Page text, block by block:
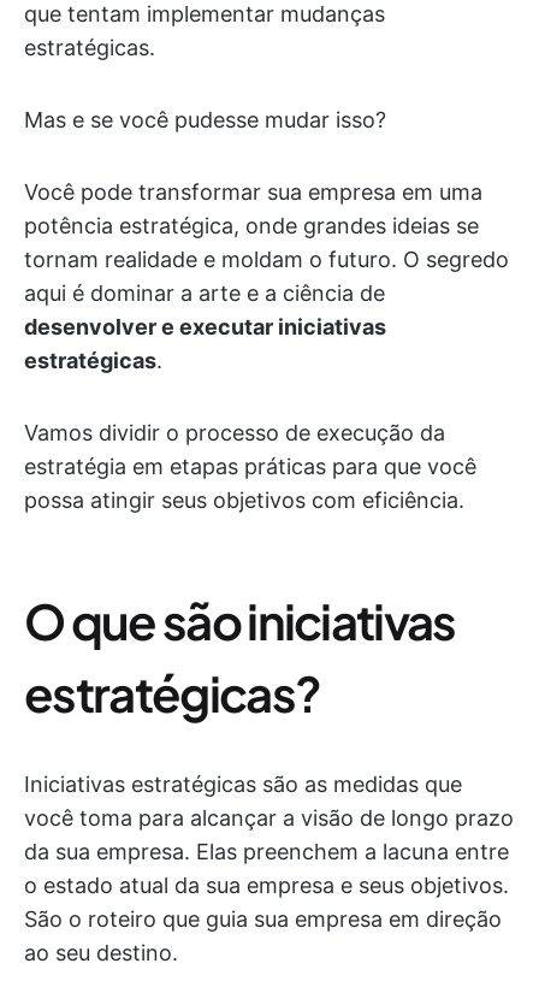
que tentam implementar mudanças
estratégicas.
Mas e se você pudesse mudar isso?
Você pode transformar sua empresa em uma
potência estratégica, onde grandes ideias se
tornam realidade e moldam o futuro. O segredo
aqui é dominar a arte e a ciência de
desenvolver e executar iniciativas
estratégicas.
Vamos dividir o processo de execução da
estratégia em etapas práticas para que você
possa atingir seus objetivos com eficiência.
O que são iniciativas
estratégicas?
Iniciativas estratégicas são as medidas que
você toma para alcançar a visão de longo prazo
da sua empresa. Elas preenchem a lacuna entre
o estado atual da sua empresa e seus objetivos.
São o roteiro que guia sua empresa em direção
ao seu destino.